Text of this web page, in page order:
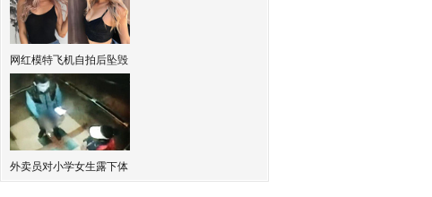
网红模特飞机自拍后坠毁
外卖员对小学女生露下体